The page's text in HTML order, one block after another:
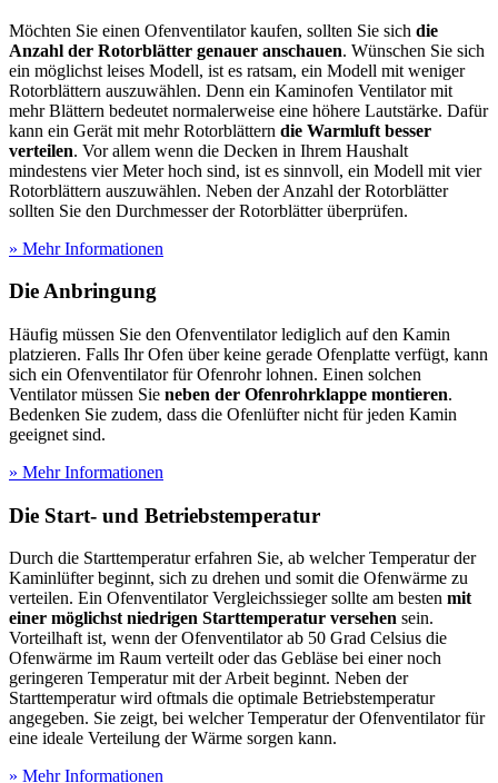
Möchten Sie einen Ofenventilator kaufen, sollten Sie sich die
Anzahl der Rotorblätter genauer anschauen. Wünschen Sie sich
ein möglichst leises Modell, ist es ratsam, ein Modell mit weniger
Rotorblättern auszuwählen. Denn ein Kaminofen Ventilator mit
mehr Blättern bedeutet normalerweise eine höhere Lautstärke. Dafür
kann ein Gerät mit mehr Rotorblättern die Warmluft besser
verteilen. Vor allem wenn die Decken in Ihrem Haushalt
mindestens vier Meter hoch sind, ist es sinnvoll, ein Modell mit vier
Rotorblättern auszuwählen. Neben der Anzahl der Rotorblätter
sollten Sie den Durchmesser der Rotorblätter überprüfen.
» Mehr Informationen
Die Anbringung
Häufig müssen Sie den Ofenventilator lediglich auf den Kamin
platzieren. Falls Ihr Ofen über keine gerade Ofenplatte verfügt, kann
sich ein Ofenventilator für Ofenrohr lohnen. Einen solchen
Ventilator müssen Sie neben der Ofenrohrklappe montieren.
Bedenken Sie zudem, dass die Ofenlüfter nicht für jeden Kamin
geeignet sind.
» Mehr Informationen
Die Start- und Betriebstemperatur
Durch die Starttemperatur erfahren Sie, ab welcher Temperatur der
Kaminlüfter beginnt, sich zu drehen und somit die Ofenwärme zu
verteilen. Ein Ofenventilator Vergleichssieger sollte am besten mit
einer möglichst niedrigen Starttemperatur versehen sein.
Vorteilhaft ist, wenn der Ofenventilator ab 50 Grad Celsius die
Ofenwärme im Raum verteilt oder das Gebläse bei einer noch
geringeren Temperatur mit der Arbeit beginnt. Neben der
Starttemperatur wird oftmals die optimale Betriebstemperatur
angegeben. Sie zeigt, bei welcher Temperatur der Ofenventilator für
eine ideale Verteilung der Wärme sorgen kann.
» Mehr Informationen